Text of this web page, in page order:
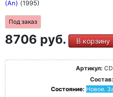
(An) (1995)
Под заказ
8706 руб. В корзину
Артикул:
Состав:
Состояние: Новое.